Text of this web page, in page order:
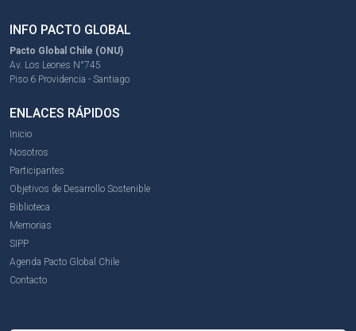
INFO PACTO GLOBAL
Pacto Global Chile (ONU)
Av. Los Leones N°745
Piso 6 Providencia - Santiago
ENLACES RÁPIDOS
Inicio
Nosotros
Participantes
Objetivos de Desarrollo Sostenible
Biblioteca
Memorias
SIPP
Agenda Pacto Global Chile
Contacto